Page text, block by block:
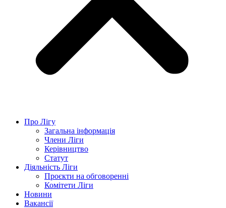
Про Лігу
Загальна інформація
Члени Ліги
Керівництво
Статут
Діяльність Ліги
Проєкти на обговоренні
Комітети Ліги
Новини
Вакансії